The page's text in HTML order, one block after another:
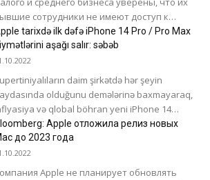
сотрудники не имеют доступ к
данным компании,
в облачных сервисах....
tarixdə ilk dəfə iPhone 14 Pro / Pro Max
aşağı salır: səbəb
daim şirkətdə hər şeyin
olduğunu demələrinə baxmayaraq,
və qlobal böhran yeni iPhone 14
xəttinin satışına təsir göstərib.
TrendForce analitikləri iddia...
Apple отложила релиз новых
до 2023 года
Apple не планирует обновлять